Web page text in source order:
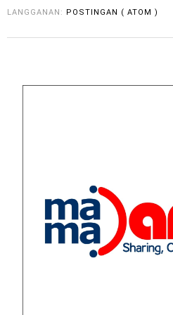
LANGGANAN: POSTINGAN ( ATOM )